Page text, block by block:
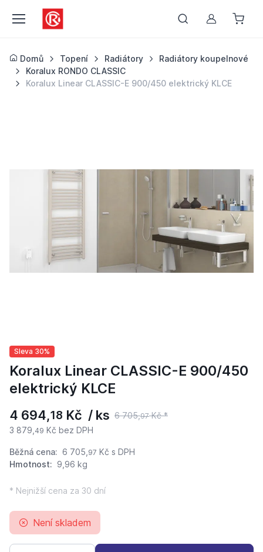
Můj účet
Domů Topení Radiátory
Radiátory koupelnové
Koralux RONDO CLASSIC
Koralux Linear CLASSIC-E 900/450 elektrický KLCE
Sleva 30%
Koralux Linear CLASSIC-E 900/450
elektrický KLCE
4 694,18 Kč / ks 6 705,97Kč *
3 879, 49 Kč bez DPH
Běžná cena: 6 705, 97 Kč s DPH
Hmotnost: 9,96 kg
* Nejnižší cena za 30 dní
Není skladem